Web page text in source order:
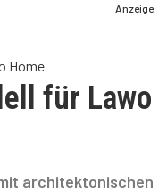
Anzeige
Home
für Lawo
architektonischen